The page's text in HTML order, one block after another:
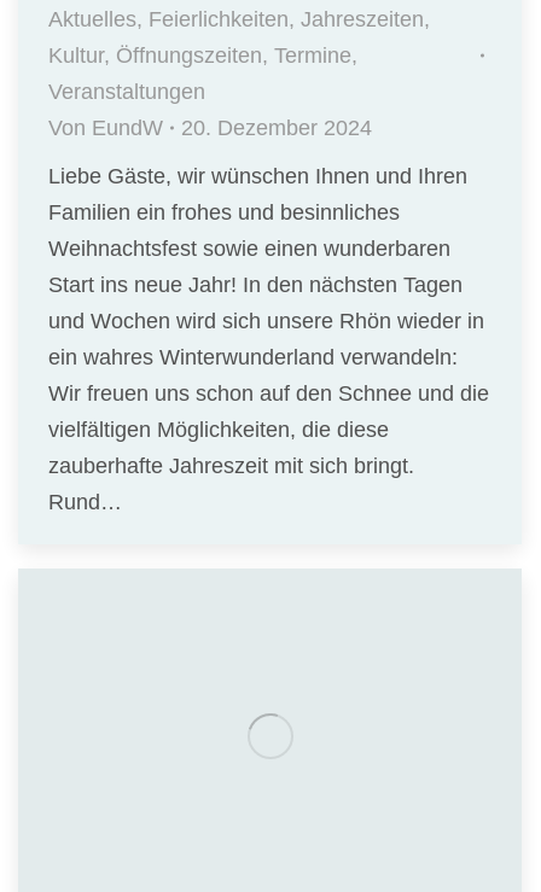
Aktuelles, Feierlichkeiten, Jahreszeiten,
Kultur, Öffnungszeiten, Termine,
Veranstaltungen
Von EundW
20. Dezember 2024
Liebe Gäste, wir wünschen Ihnen und Ihren
Familien ein frohes und besinnliches
Weihnachtsfest sowie einen wunderbaren
Start ins neue Jahr! In den nächsten Tagen
und Wochen wird sich unsere Rhön wieder in
ein wahres Winterwunderland verwandeln:
Wir freuen uns schon auf den Schnee und die
vielfältigen Möglichkeiten, die diese
zauberhafte Jahreszeit mit sich bringt.
Rund…